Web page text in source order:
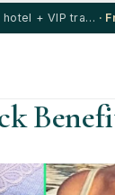
5★ hotel + VIP transfer on select procedures ·